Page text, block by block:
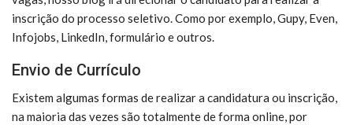
inscrição do processo seletivo. Como por exemplo, Gupy, Even,
Infojobs, LinkedIn, formulário e outros.
Envio de Currículo
Existem algumas formas de realizar a candidatura ou inscrição,
na maioria das vezes são totalmente de forma online, por